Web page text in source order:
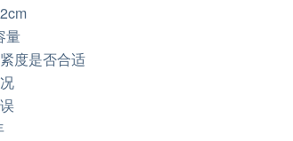
量
度是否合适